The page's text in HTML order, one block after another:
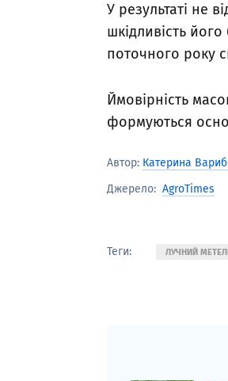
У результаті не
шкідливість
поточного року
Ймовірність
формуються
Автор: Катерина
Джерело: AgroTimes
Теги: ЛУЧНИЙ